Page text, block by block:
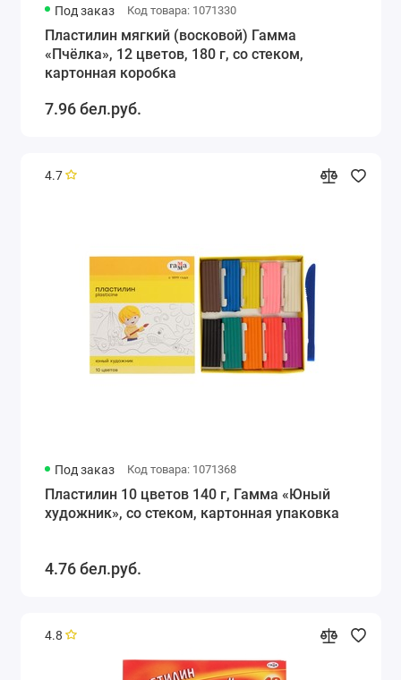
Под заказ Код товара: 1071330
Пластилин мягкий (восковой) Гамма
«Пчёлка», 12 цветов, 180 г, со стеком,
картонная коробка
7.96 бел.руб.
4.7
Под заказ Код товара: 1071368
Пластилин 10 цветов 140 г, Гамма «Юный
художник», со стеком, картонная упаковка
4.76 бел.руб.
4.8